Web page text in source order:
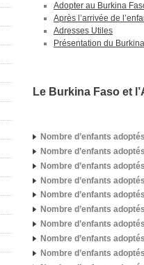
Adopter au Burkina
Après l’arrivée de
Adresses Utiles
Présentation du
Le Burkina Faso et
Nombre d’enfants
Nombre d’enfants
Nombre d’enfants
Nombre d’enfants
Nombre d’enfants
Nombre d’enfants
Nombre d’enfants
Nombre d’enfants
Nombre d’enfants